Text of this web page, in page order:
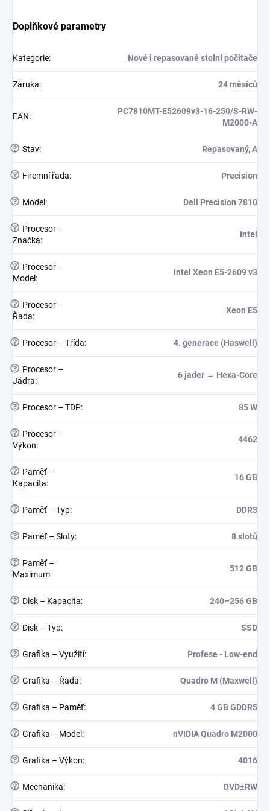
Doplňkové parametry
Kategorie: Nové i repasované stolní počítače
Záruka: 24 měsíců
EAN:
PC7810MT-E52609v3-16-250/S-RW-
M2000-A
? Stav: Repasovaný, A
? Firemní řada: Precision
? Model : Dell Precision 7810
?
Procesor –
Značka:
Intel
?
Procesor –
Model :
Intel Xeon E5-2609 v3
?
Procesor –
Řada:
Xeon E5
? Procesor – Třída: 4. generace (Haswell)
?
Procesor –
Jádra:
6 jader → Hexa-Core
? Procesor – TDP: 85 W
?
Procesor –
Výkon:
4462
?
Paměť –
Kapacita:
16 GB
? Paměť – Typ: DDR3
? Paměť – Sloty: 8 slotů
?
Paměť –
Maximum:
512 GB
? Disk – Kapacita: 240–256 GB
? Disk – Typ: SSD
? Grafika – Využití: Profese - Low-end
? Grafika – Řada: Quadro M (Maxwell)
? Grafika – Paměť: 4 GB GDDR5
? Grafika – Model : nVIDIA Quadro M2000
? Grafika – Výkon: 4016
? Mechanika: DVD±RW